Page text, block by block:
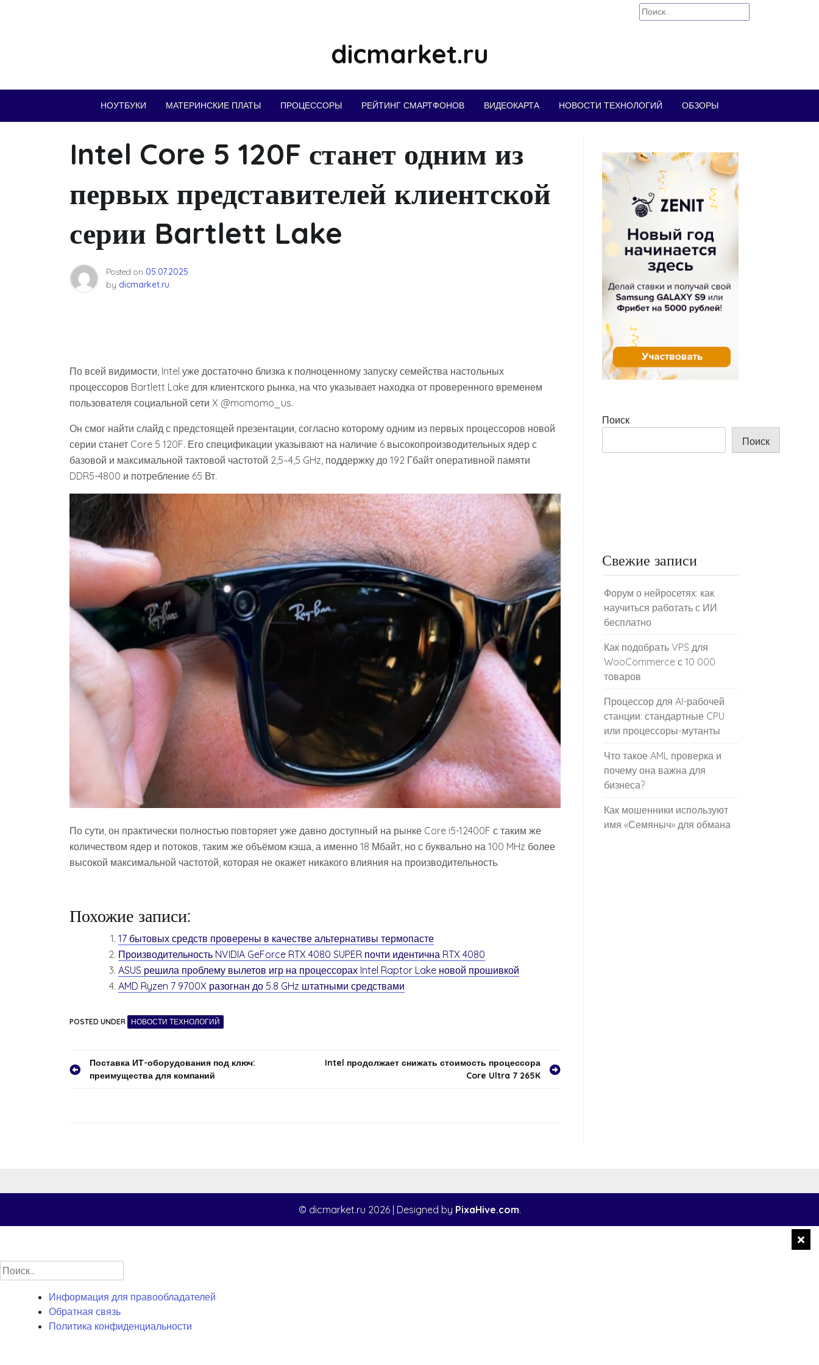
Найти:
dicmarket.ru
НОУТБУКИ МАТЕРИНСКИЕ ПЛАТЫ ПРОЦЕССОРЫ РЕЙТИНГ СМАРТФОНОВ ВИДЕОКАРТА НОВОСТИ ТЕХНОЛОГИЙ ОБЗОРЫ
Intel Core 5 120F станет одним из
первых представителей клиентской
серии Bartlett Lake
Posted on 05.07.2025
by dicmarket.ru
По всей видимости, Intel уже достаточно близка к полноценному запуску семейства настольных
процессоров Bartlett Lake для клиентского рынка, на что указывает находка от проверенного временем
пользователя социальной сети X @momomo_us.
Он смог найти слайд с предстоящей презентации, согласно которому одним из первых процессоров новой
серии станет Core 5 120F. Его спецификации указывают на наличие 6 высокопроизводительных ядер с
базовой и максимальной тактовой частотой 2,5–4,5 GHz, поддержку до 192 Гбайт оперативной памяти
DDR5-4800 и потребление 65 Вт.
По сути, он практически полностью повторяет уже давно доступный на рынке Core i5-12400F с таким же
количеством ядер и потоков, таким же объёмом кэша, а именно 18 Мбайт, но с буквально на 100 MHz более
высокой максимальной частотой, которая не окажет никакого влияния на производительность.
Похожие записи:
17 бытовых средств проверены в качестве альтернативы термопасте
Производительность NVIDIA GeForce RTX 4080 SUPER почти идентична RTX 4080
ASUS решила проблему вылетов игр на процессорах Intel Raptor Lake новой прошивкой
AMD Ryzen 7 9700X разогнан до 5.8 GHz штатными средствами
POSTED UNDER НОВОСТИ ТЕХНОЛОГИЙ
Навигация
Поставка ИТ-оборудования под ключ:
преимущества для компаний
Intel продолжает снижать стоимость процессора
Core Ultra 7 265K
Поиск
Поиск
Свежие записи
Форум о нейросетях: как
научиться работать с ИИ
бесплатно
Как подобрать VPS для
WooCommerce с 10 000
товаров
Процессор для AI-рабочей
станции: стандартные CPU
или процессоры-мутанты
Что такое AML проверка и
почему она важна для
бизнеса?
Как мошенники используют
имя «Семяныч» для обмана
© dicmarket.ru 2026 | Designed by PixaHive.com.
Найти:
Информация для правообладателей
Обратная связь
Политика конфиденциальности